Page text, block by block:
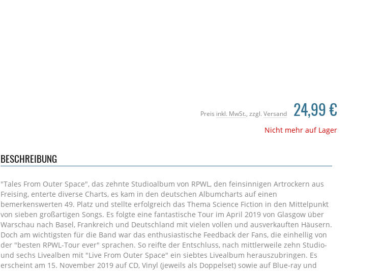
Preis inkl. MwSt. , zzgl. Versand 24,99 €
Nicht mehr auf Lager
BESCHREIBUNG
"Tales From Outer Space", das zehnte Studioalbum von RPWL, den feinsinnigen Artrockern aus
Freising, enterte diverse Charts, es kam in den deutschen Albumcharts auf einen
bemerkenswerten 49. Platz und stellte erfolgreich das Thema Science Fiction in den Mittelpunkt
von sieben großartigen Songs. Es folgte eine fantastische Tour im April 2019 von Glasgow über
Warschau nach Basel, Frankreich und Deutschland mit vielen vollen und ausverkauften Häusern.
Doch am wichtigsten für die Band war das enthusiastische Feedback der Fans, die einhellig von
der "besten RPWL-Tour ever" sprachen. So reifte der Entschluss, nach mittlerweile zehn Studio-
und sechs Livealben mit "Live From Outer Space" ein siebtes Livealbum herauszubringen. Es
erscheint am 15. November 2019 auf CD, Vinyl (jeweils als Doppelset) sowie auf Blue-ray und